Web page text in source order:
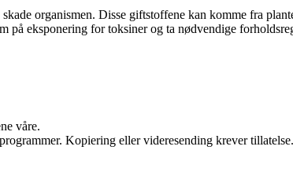
organismen. Disse giftstoffene kan komme fra
eksponering for toksiner og ta nødvendige
våre.
Kopiering eller videresending krever tillatelse.